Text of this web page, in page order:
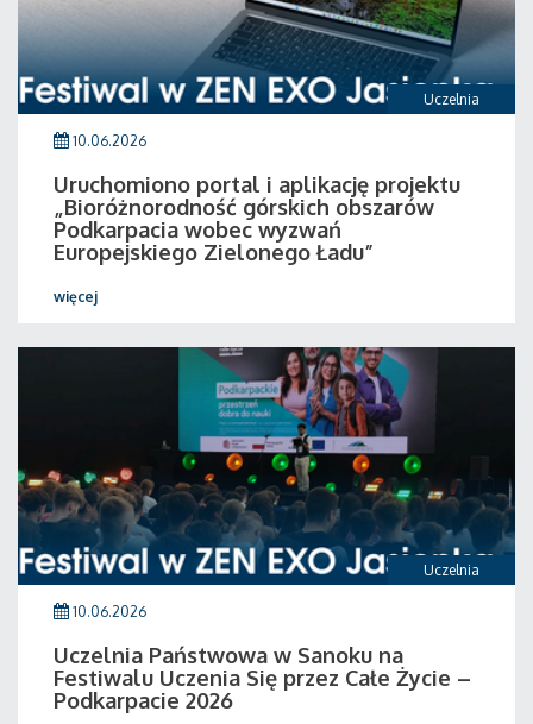
Uczelnia
10.06.2026
Uruchomiono portal i aplikację projektu
„Bioróżnorodność górskich obszarów
Podkarpacia wobec wyzwań
Europejskiego Zielonego Ładu”
więcej
Uczelnia
10.06.2026
Uczelnia Państwowa w Sanoku na
Festiwalu Uczenia Się przez Całe Życie –
Podkarpacie 2026